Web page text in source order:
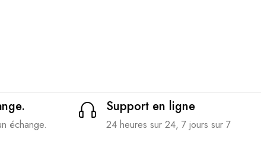
échange.
Support en ligne
24 heures sur 24, 7 jours sur 7